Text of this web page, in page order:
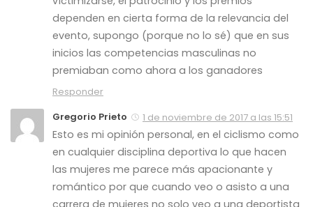
dependen en cierta forma de la relevancia del
evento, supongo (porque no lo sé) que en sus
inicios las competencias masculinas no
premiaban como ahora a los ganadores
Responder
Gregorio Prieto
1 de noviembre de 2017 a las 15:51
Esto es mi opinión personal, en el ciclismo como
en cualquier disciplina deportiva lo que hacen
las mujeres me parece más apacionante y
romántico por que cuando veo o asisto a una